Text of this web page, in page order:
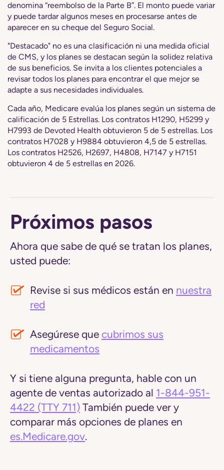
denomina “reembolso de la Parte B”. El monto puede variar
y puede tardar algunos meses en procesarse antes de
aparecer en su cheque del Seguro Social.
"Destacado" no es una clasificación ni una medida oficial
de CMS, y los planes se destacan según la solidez relativa
de sus beneficios. Se invita a los clientes potenciales a
revisar todos los planes para encontrar el que mejor se
adapte a sus necesidades individuales.
Cada año, Medicare evalúa los planes según un sistema de
calificación de 5 Estrellas. Los contratos H1290, H5299 y
H7993 de Devoted Health obtuvieron 5 de 5 estrellas. Los
contratos H7028 y H9884 obtuvieron 4,5 de 5 estrellas.
Los contratos H2526, H2697, H4808, H7147 y H7151
obtuvieron 4 de 5 estrellas en 2026.
Próximos pasos
Ahora que sabe de qué se tratan los planes,
usted puede:
Revise si sus médicos están en nuestra
red
Asegúrese que cubrimos sus
medicamentos
Y si tiene alguna pregunta, hable con un
agente de ventas autorizado al 1-844-951-
4422 (TTY 711) También puede ver y
comparar más opciones de planes en
es.Medicare.gov.